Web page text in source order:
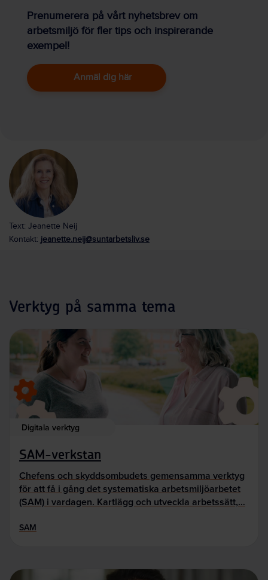
Prenumerera på vårt nyhetsbrev om
arbetsmiljö för fler tips och inspirerande
exempel!
Anmäl dig här
Text: Jeanette Neij
Kontakt: jeanette.neij@suntarbetsliv.se
Verktyg på samma tema
Digitala verktyg
SAM-verkstan
Chefens och skyddsombudets gemensamma verktyg
för att få i gång det systematiska arbetsmiljöarbetet
(SAM) i vardagen. Kartlägg och utveckla arbetssätt,…
SAM